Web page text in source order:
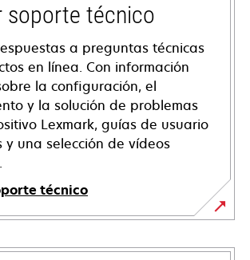
soporte técnico
a preguntas técnicas
en línea. Con información
la configuración, el
y la solución de problemas
Lexmark, guías de usuario
y una selección de vídeos
técnico